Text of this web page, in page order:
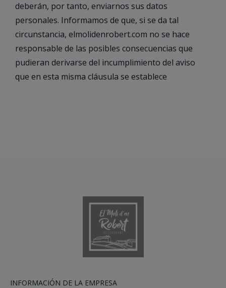
deberán, por tanto, enviarnos sus datos
personales. Informamos de que, si se da tal
circunstancia, elmolidenrobert.com no se hace
responsable de las posibles consecuencias que
pudieran derivarse del incumplimiento del aviso
que en esta misma cláusula se establece
INFORMACIÓN DE LA EMPRESA